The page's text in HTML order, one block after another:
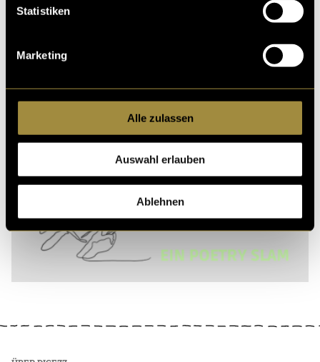
Statistiken
Marketing
Alle zulassen
Auswahl erlauben
Ablehnen